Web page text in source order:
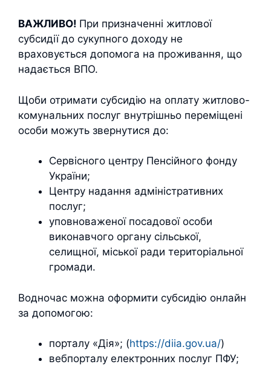
ВАЖЛИВО! При призначенні житлової
субсидії до сукупного доходу не
враховується допомога на проживання, що
надається ВПО.
Щоби отримати субсидію на оплату житлово-
комунальних послуг внутрішньо переміщені
особи можуть звернутися до:
Сервісного центру Пенсійного фонду
України;
Центру надання адміністративних
послуг;
уповноваженої посадової особи
виконавчого органу сільської,
селищної, міської ради територіальної
громади.
Водночас можна оформити субсидію онлайн
за допомогою:
порталу «Дія»; (https://diia.gov.ua/)
вебпорталу електронних послуг ПФУ;